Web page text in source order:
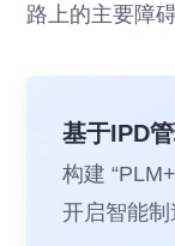
路上的主要障碍
基于IPD
构建
开启智能制